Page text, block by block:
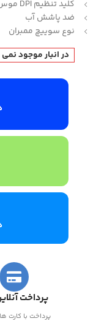
کلید تنظیم DPI موس
ضد پاشش آب
نوع سوییچ ممبران
در انبار موجود
پرداخت
پرداخت با کارت